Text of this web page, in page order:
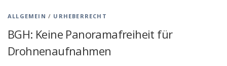
ALLGEMEIN / URHEBERRECHT
BGH: Keine Panoramafreiheit für
Drohnenaufnahmen